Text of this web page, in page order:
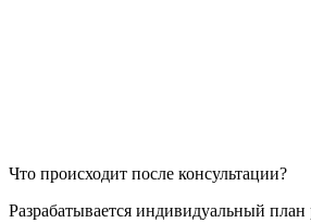
Что происходит после консультации?
Разрабатывается индивидуальный план